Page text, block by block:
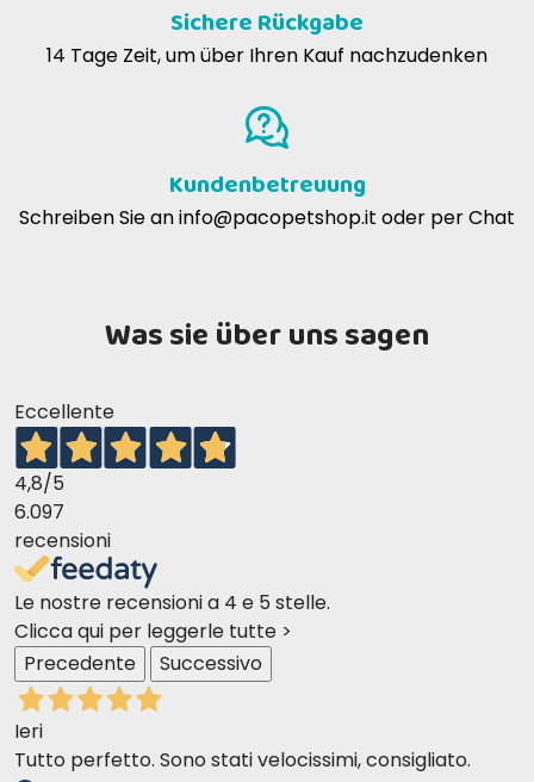
Sichere Rückgabe
14 Tage Zeit, um über Ihren Kauf nachzudenken
Kundenbetreuung
Schreiben Sie aninfo@pacopetshop.it oder per Chat
Was sie über uns sagen
Eccellente
4,8/5
6.097
recensioni
Le nostre recensioni a 4 e 5 stelle.
Clicca qui per leggerle tutte >
Precedente
Successivo
Ieri
Tutto perfetto. Sono stati velocissimi, consigliato.